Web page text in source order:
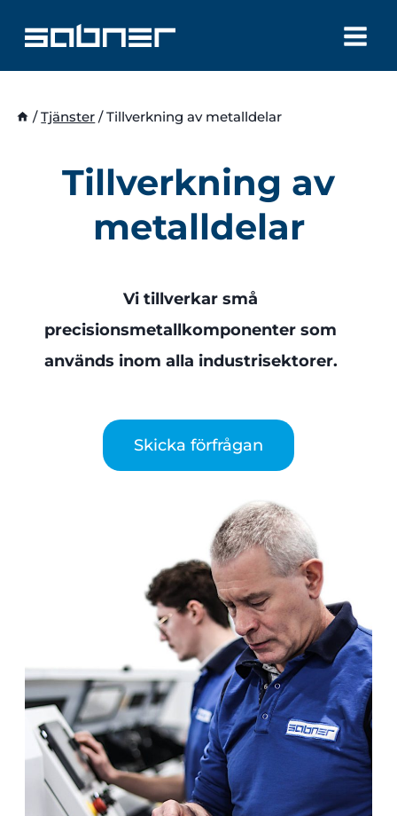
content
/ Tjänster / Tillverkning av metalldelar
Tillverkning av
metalldelar
Vi tillverkar små
precisionsmetallkomponenter som
används inom alla industrisektorer.
Skicka förfrågan